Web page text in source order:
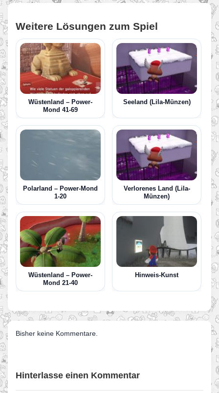
Weitere Lösungen zum Spiel
Wüstenland – Power-
Mond 41-69
Seeland (Lila-Münzen)
Polarland – Power-Mond
1-20
Verlorenes Land (Lila-
Münzen)
Wüstenland – Power-
Mond 21-40
Hinweis-Kunst
Bisher keine Kommentare.
Hinterlasse einen Kommentar